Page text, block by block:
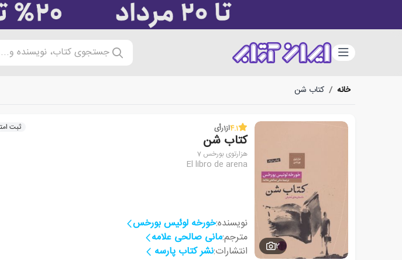
دسته‌بندی جستجوی کتاب، نویسنده و...
خانه / کتاب شن
2
4.1از1رأی ثبت
کتاب شن
هزارتوی بورخس 7
El libro de arena
نویسنده:خورخه لوئیس بورخس
مترجم:مانی صالحی علامه
انتشارات:نشر کتاب پارسه